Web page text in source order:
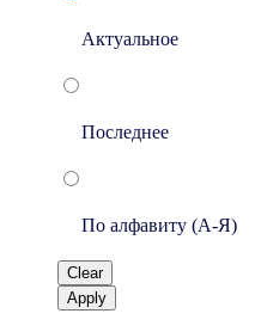
Актуальное
Последнее
По алфавиту (A-Я)
Clear
Apply